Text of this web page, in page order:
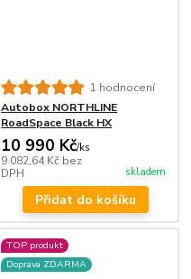
1 hodnocení
Autobox NORTHLINE
RoadSpace Black HX
10 990 Kč/ks
9 082,64 Kč bez
DPH
skladem
Přidat do košíku
TOP produkt
Doprava ZDARMA